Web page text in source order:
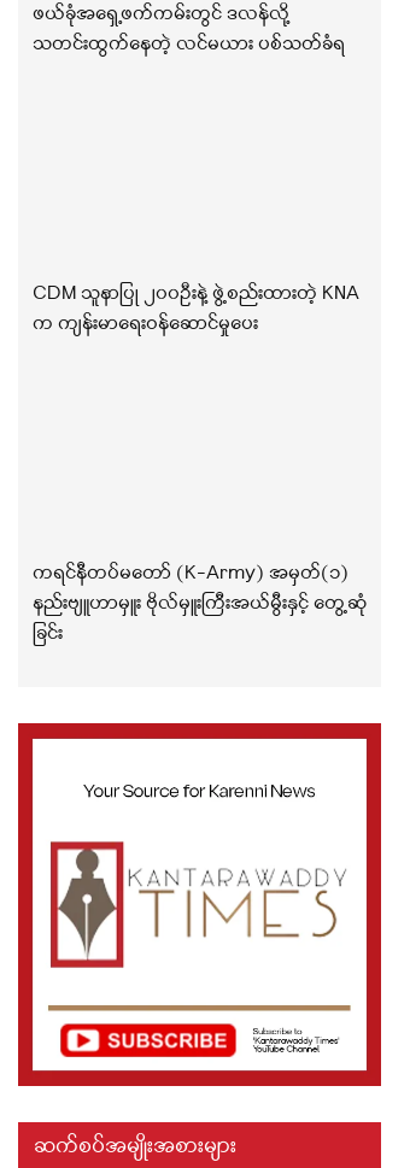
ဖယ်ခုံအရှေ့ဖက်ကမ်းတွင် ဒလန်လို့
သတင်းထွက်နေတဲ့ လင်မယား ပစ်သတ်ခံရ
CDM သူနာပြု ၂၀၀ဦးနဲ့ ဖွဲ့စည်းထားတဲ့ KNA
က ကျန်းမာရေးဝန်ဆောင်မှုပေး
ကရင်နီတပ်မတော် (K-Army) အမှတ်(၁)
နည်းဗျူဟာမှူး ဗိုလ်မှူးကြီးအယ်မွီးနှင့် တွေ့ဆုံ
ခြင်း
ဆက်စပ်အမျိုးအစားများ